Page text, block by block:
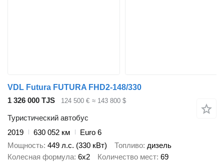
VDL Futura FUTURA FHD2-148/330
1 326 000 TJS
124 500 € ≈ 143 800 $
Туристический автобус
2019
630 052 км
Euro 6
Мощность 449 л.с. (330 кВт) Топливо дизель
Колесная формула 6x2 Количество мест 69